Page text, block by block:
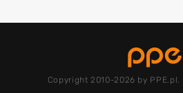
Copyright 2010-2026 by